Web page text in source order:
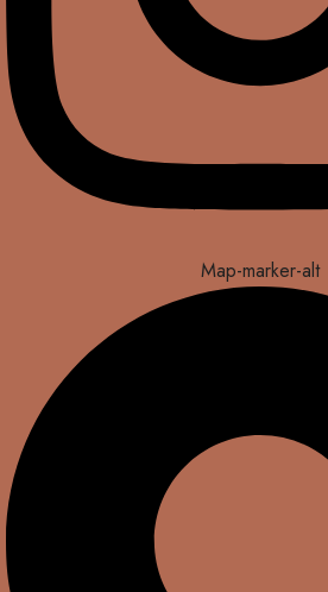
Map-marker-alt